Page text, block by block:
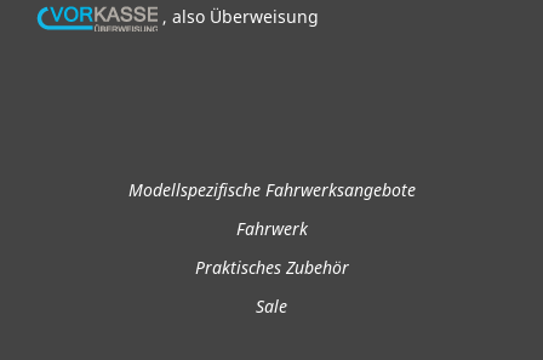
, also Überweisung
Modellspezifische Fahrwerksangebote
Fahrwerk
Praktisches Zubehör
Sale